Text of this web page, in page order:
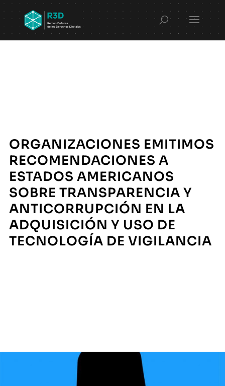
ORGANIZACIONES EMITIMOS
RECOMENDACIONES A
ESTADOS AMERICANOS
SOBRE TRANSPARENCIA Y
ANTICORRUPCIÓN EN LA
ADQUISICIÓN Y USO DE
TECNOLOGÍA DE VIGILANCIA